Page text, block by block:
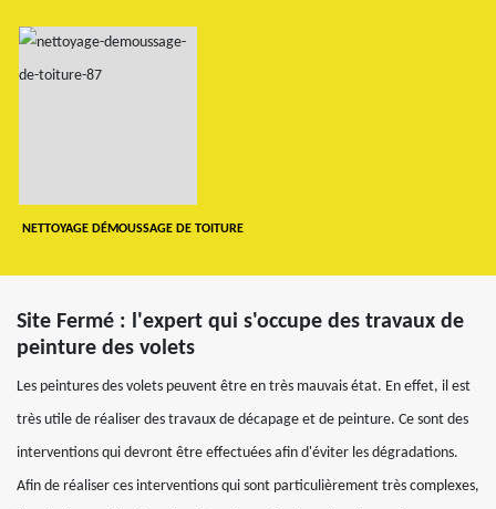
NETTOYAGE DÉMOUSSAGE DE TOITURE
Site Fermé : l'expert qui s'occupe des travaux de
peinture des volets
Les peintures des volets peuvent être en très mauvais état. En effet, il est
très utile de réaliser des travaux de décapage et de peinture. Ce sont des
interventions qui devront être effectuées afin d'éviter les dégradations.
Afin de réaliser ces interventions qui sont particulièrement très complexes,